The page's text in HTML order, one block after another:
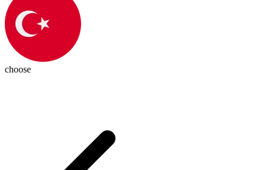
choose